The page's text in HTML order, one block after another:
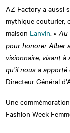
AZ Factory a aussi
mythique couturier,
maison Lanvin.«
pour honorer Alber
visionnaire, visant à
qu’il nous a
Directeur Général
Une
Fashion Week